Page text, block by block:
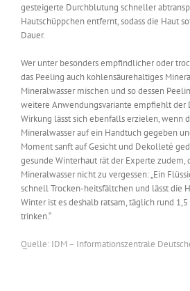
gesteigerte Durchblutung schneller
Hautschüppchen entfernt, sodass die Haut
Dauer.
Wer unter besonders empfindlicher oder
das Peeling auch kohlensäurehaltiges
Mineralwasser mischen und so dessen
weitere Anwendungsvariante empfiehlt der
Wirkung lässt sich ebenfalls erzielen, wenn
Mineralwasser auf ein Handtuch gegeben
Moment sanft auf Gesicht und Dekolleté
gesunde Winterhaut rät der Experte zudem,
Mineralwasser nicht zu vergessen: „Ein
schnell Trocken-heitsfältchen und lässt die
Winter ist es deshalb ratsam, täglich rund
trinken.“
Quelle: IDM – Informationszentrale